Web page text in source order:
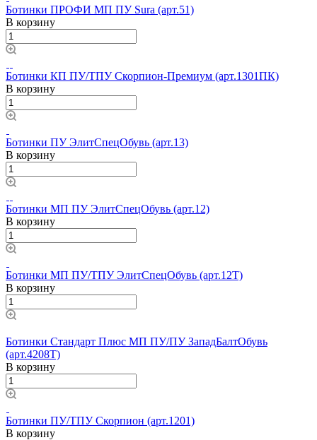
Ботинки ПРОФИ МП ПУ Sura (арт.51)
В корзину
Ботинки КП ПУ/ТПУ Скорпион-Премиум (арт.1301ПК)
В корзину
Ботинки ПУ ЭлитСпецОбувь (арт.13)
В корзину
Ботинки МП ПУ ЭлитСпецОбувь (арт.12)
В корзину
Ботинки МП ПУ/ТПУ ЭлитСпецОбувь (арт.12Т)
В корзину
Ботинки Стандарт Плюс МП ПУ/ПУ ЗападБалтОбувь
(арт.4208Т)
В корзину
Ботинки ПУ/ТПУ Скорпион (арт.1201)
В корзину